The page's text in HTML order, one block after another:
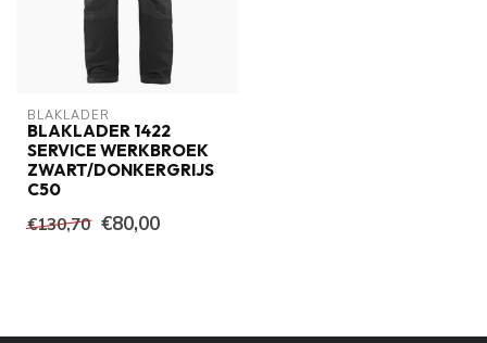
BLAKLADER
BLAKLADER 1422
SERVICE WERKBROEK
ZWART/DONKERGRIJS
C50
€130,70 €80,00